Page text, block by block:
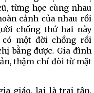
từng học cùng nhau
cảnh của nhau rồi
chồng thứ hai này
một đời chồng rồi
bằng được. Gia đình
thậm chí đòi từ mặt
giáo, lại là trai tân,